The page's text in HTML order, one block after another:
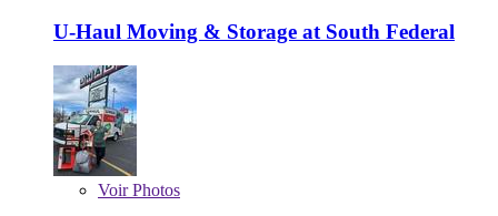
U-Haul Moving & Storage at South Federal
VoirPhotos